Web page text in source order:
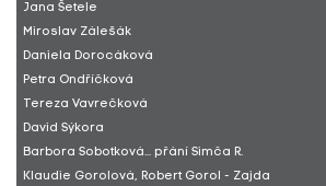
Jana Šetele
Miroslav Zálešák
Daniela Dorocáková
Petra Ondříčková
Tereza Vavrečková
David Sýkora
Barbora Sobotková... přání Simča R.
Klaudie Gorolová, Robert Gorol - Zajda